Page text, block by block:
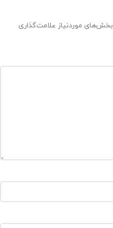
بخش‌های موردنیاز علامت‌گذاری